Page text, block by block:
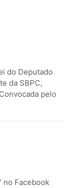
do Deputado
da SBPC,
pelo
no Facebook